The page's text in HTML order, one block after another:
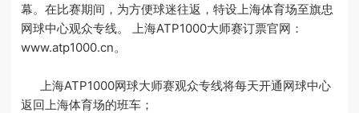
幕。在比赛期间，为方便球迷往返，特设上海体育场至旗忠
网球中心观众专线。 上海ATP1000大师赛订票官网：
www.atp1000.cn。
上海ATP1000网球大师赛观众专线将每天开通网球中心
返回上海体育场的班车；